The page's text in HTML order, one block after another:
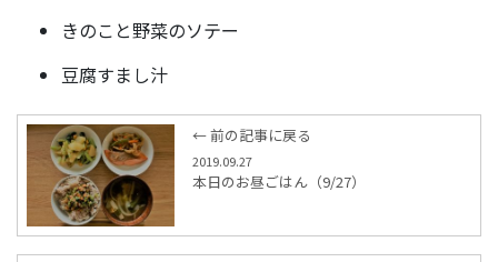
きのこと野菜のソテー
豆腐すまし汁
← 前の記事に戻る
2019.09.27
本日のお昼ごはん（9/27）